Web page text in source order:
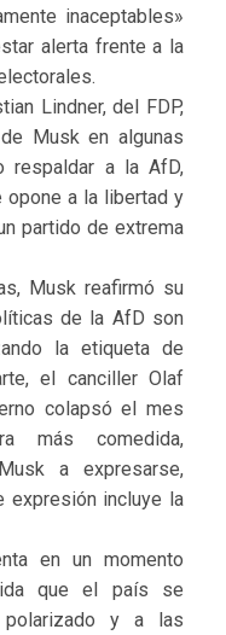
inaceptables»
alerta frente a la
Lindner, del FDP,
Musk en algunas
respaldar a la AfD,
a la libertad y
partido de extrema
Musk reafirmó su
de la AfD son
la etiqueta de
el canciller Olaf
colapsó el mes
más comedida,
a expresarse,
expresión incluye la
en un momento
que el país se
y a las